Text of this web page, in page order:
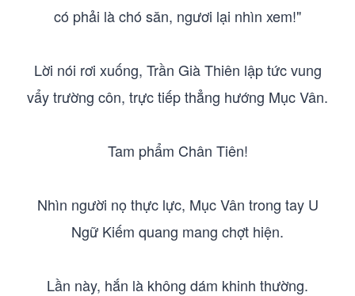
có phải là chó săn, ngươi lại nhìn xem!"
Lời nói rơi xuống, Trần Già Thiên lập tức vung
vẩy trường côn, trực tiếp thẳng hướng Mục Vân.
Tam phẩm Chân Tiên!
Nhìn người nọ thực lực, Mục Vân trong tay U
Ngữ Kiếm quang mang chợt hiện.
Lần này, hắn là không dám khinh thường.